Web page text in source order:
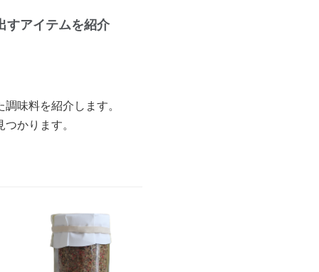
すアイテムを紹介
味料を紹介します。
かります。